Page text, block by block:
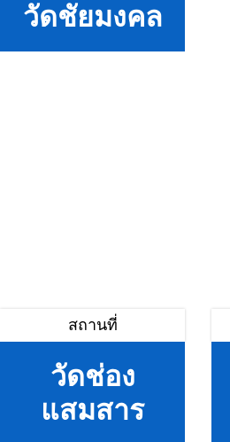
วัดชัยมงคล
สถานที่
วัดช่อง
แสมสาร